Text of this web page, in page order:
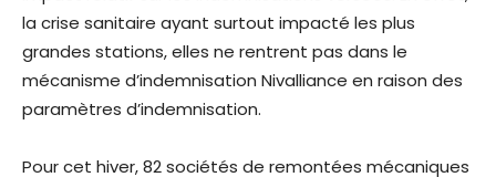
la crise sanitaire ayant surtout impacté les plus
grandes stations, elles ne rentrent pas dans le
mécanisme d’indemnisation Nivalliance en raison des
paramètres d’indemnisation.
Pour cet hiver, 82 sociétés de remontées mécaniques